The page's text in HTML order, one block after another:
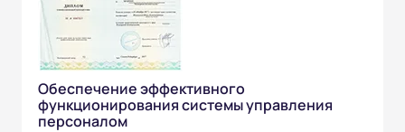
Обеспечение эффективного
функционирования системы управления
персоналом